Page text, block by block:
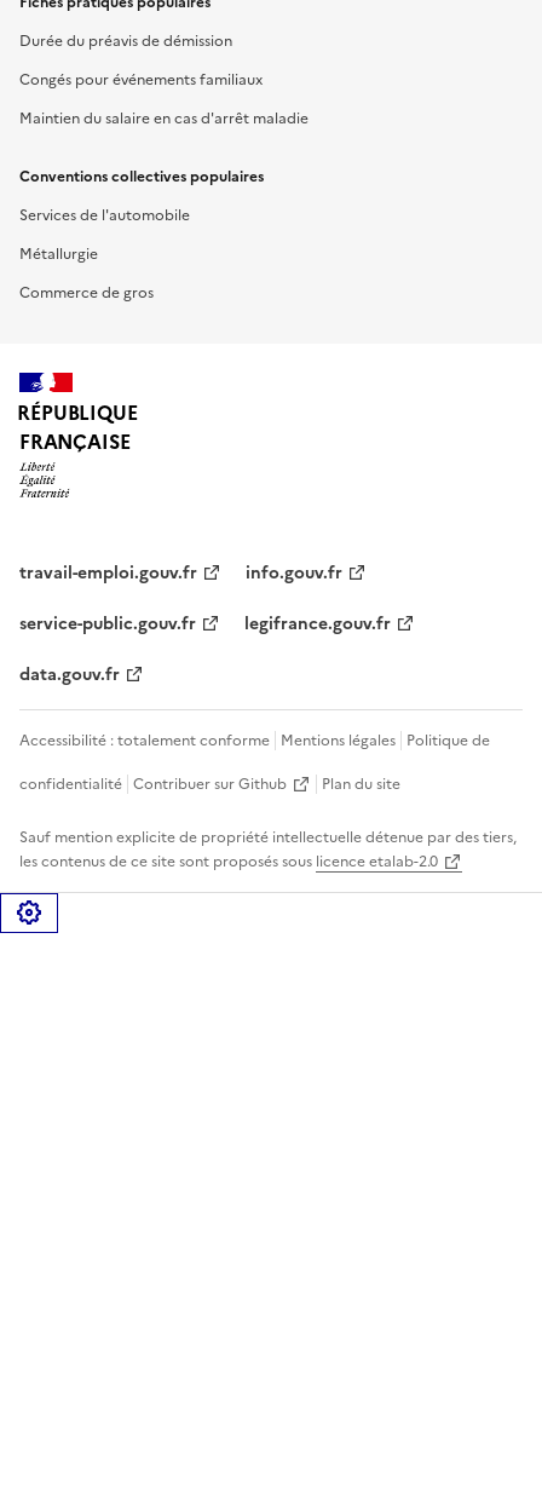
Durée du préavis de démission
Congés pour événements familiaux
Maintien du salaire en cas d'arrêt maladie
Conventions collectives populaires
Services de l'automobile
Métallurgie
Commerce de gros
RÉPUBLIQUE
FRANÇAISE
travail-emploi.gouv.fr
info.gouv.fr
service-public.gouv.fr
legifrance.gouv.fr
data.gouv.fr
Accessibilité : totalement conforme Mentions légales Politique de
confidentialité Contribuer sur Github Plan du site
Sauf mention explicite de propriété intellectuelle détenue par des tiers,
les contenus de ce site sont proposés sous licence etalab-2.0
Gérer les cookies